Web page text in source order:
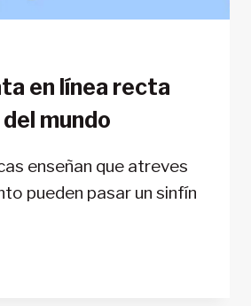
en línea recta
mundo
enseñan que atreves
pueden pasar un sinfín